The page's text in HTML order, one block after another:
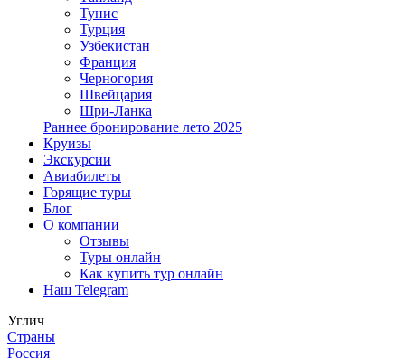
Тунис
Турция
Узбекистан
Франция
Черногория
Швейцария
Шри-Ланка
Раннее бронирование лето 2025
Круизы
Экскурсии
Авиабилеты
Горящие туры
Блог
О компании
Отзывы
Туры онлайн
Как купить тур онлайн
Наш Telegram
Углич
Страны
Россия